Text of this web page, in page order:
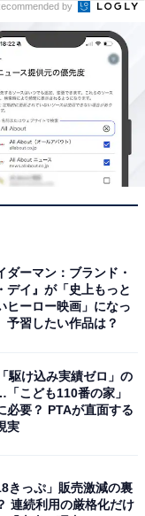
る美肌の湯が気
湯豆腐など食事
by
ダーマン：ブランド・
デイ』が「史上もっと
ヒーロー映画」になっ
予習したい作品は？
駆け込み実績ゼロ」の
こども110番の家」
必要？ PTAが直面する
実
きっぷ」販売激減の裏
連続利用の厳格化だけ